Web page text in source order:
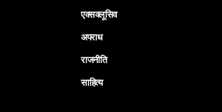
एक्सक्लूसिव
अपराध
राजनीति
साहित्य